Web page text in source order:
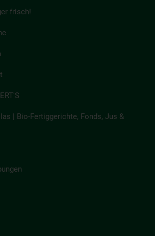
frisch!
| Bio-Fertiggerichte, Fonds, Jus &